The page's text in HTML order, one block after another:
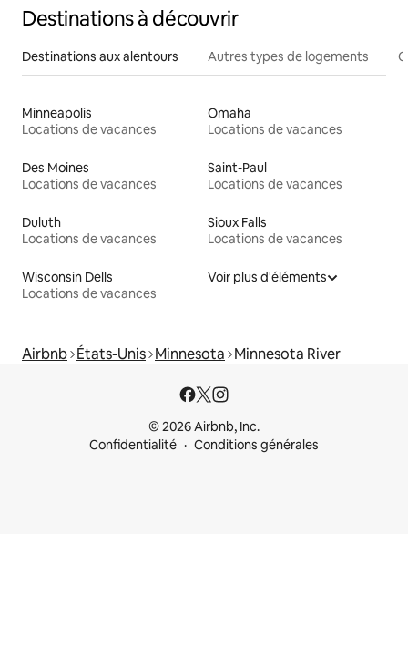
Destinations à découvrir
Destinations aux alentours Autres types de logements
Minneapolis
Locations de vacances
Omaha
Locations de vacances
Des Moines
Locations de vacances
Saint-Paul
Locations de vacances
Duluth
Locations de vacances
Sioux Falls
Locations de vacances
Wisconsin Dells
Locations de vacances
Voir plus d'éléments
Airbnb États-Unis Minnesota Minnesota River
© 2026 Airbnb, Inc.
Confidentialité
Conditions générales